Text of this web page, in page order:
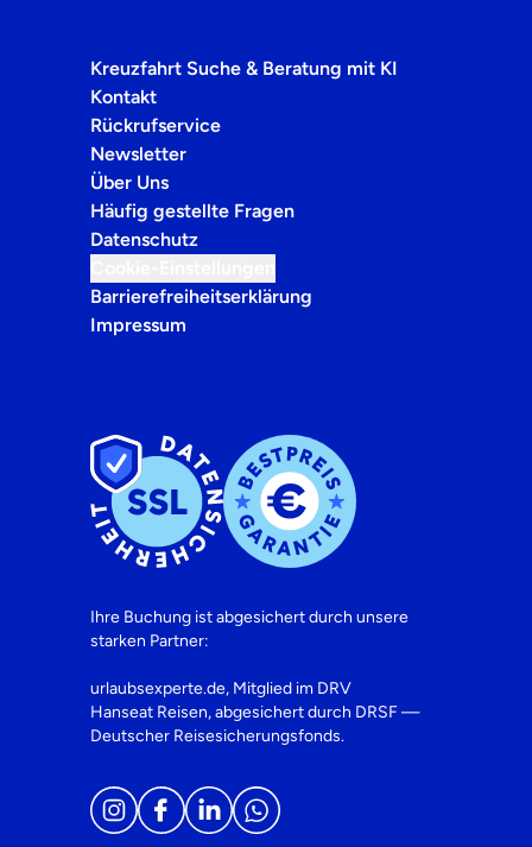
Kreuzfahrt Suche & Beratung mit KI
Kontakt
Rückrufservice
Newsletter
Über Uns
Häufig gestellte Fragen
Datenschutz
Barrierefreiheitserklärung
Impressum
Ihre Buchung ist abgesichert durch unsere
starken Partner:
urlaubsexperte.de, Mitglied im DRV
Hanseat Reisen, abgesichert durch DRSF —
Deutscher Reisesicherungsfonds.